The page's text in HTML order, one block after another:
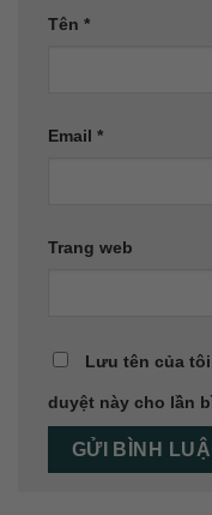
Tên *
Email *
Trang web
Lưu tên của
duyệt này cho lần